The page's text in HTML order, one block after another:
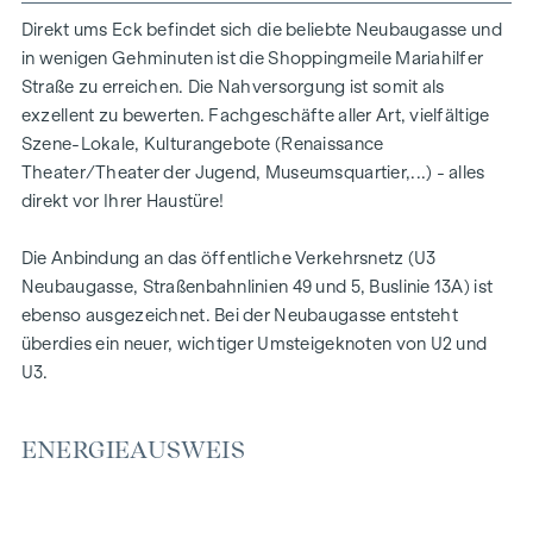
Kaltwasserstränge im Keller/Gang, Sanierung der
Gassteigleitungen im Keller
Wohnungsbeschreibung
Der Drei-Zimmer-Altbau liegt auf der 2. Etage (kein Lift) und
verfügt über ca. 72 qm Wohnfläche und Raumhöhen von
hofseitig ausgerichtet.
Die Wohnung befindet sich in unsaniertem Zustand und
muss einer Generalsanierung unterzogen werden.
Der Grundriss gliedert sich derzeit wie folgt:
(ca. 23 qm) zu begehen. Straßenseitig befinden sich ein
Direkt ums Eck befindet sich die beliebte Neubaugasse und
in wenigen Gehminuten ist die Shoppingmeile Mariahilfer
Straße zu erreichen. Die Nahversorgung ist somit als
exzellent zu bewerten. Fachgeschäfte aller Art, vielfältige
Szene-Lokale, Kulturangebote (Renaissance
Theater/Theater der Jugend, Museumsquartier,...) - alles
direkt vor Ihrer Haustüre!
Die Anbindung an das öffentliche Verkehrsnetz (U3
Neubaugasse, Straßenbahnlinien 49 und 5, Buslinie 13A) ist
ebenso ausgezeichnet. Bei der Neubaugasse entsteht
überdies ein neuer, wichtiger Umsteigeknoten von U2 und
U3.
ENERGIEAUSWEIS